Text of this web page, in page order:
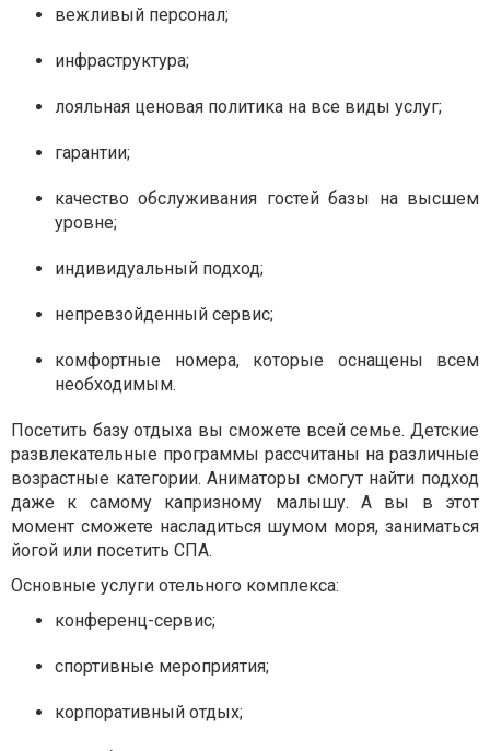
вежливый персонал;
инфраструктура;
лояльная ценовая политика на все виды услуг;
гарантии;
качество обслуживания гостей базы на высшем
уровне;
индивидуальный подход;
непревзойденный сервис;
комфортные номера, которые оснащены всем
необходимым.
Посетить базу отдыха вы сможете всей семье. Детские
развлекательные программы рассчитаны на различные
возрастные категории. Аниматоры смогут найти подход
даже к самому капризному малышу. А вы в этот
момент сможете насладиться шумом моря, заниматься
йогой или посетить СПА.
Основные услуги отельного комплекса:
конференц-сервис;
спортивные мероприятия;
корпоративный отдых;